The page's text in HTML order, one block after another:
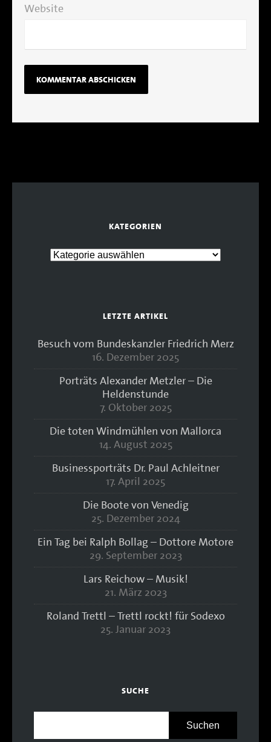
Website
KATEGORIEN
LETZTE ARTIKEL
Besuch vom Bundeskanzler Friedrich Merz
16. Dezember 2025
Porträts Alexander Metzler – Die
Heldenstunde
7. Oktober 2025
Die toten Windmühlen von Mallorca
14. August 2025
Businessporträts Dr. Paul Achleitner
17. April 2025
Die Boote von Venedig
25. Dezember 2024
Ein Tag bei Ralph Bollag – Dottore Motore
29. September 2023
Lars Reichow – Musik!
21. März 2023
Roland Trettl – Trettl rockt! für Sodexo
25. Januar 2023
SUCHE